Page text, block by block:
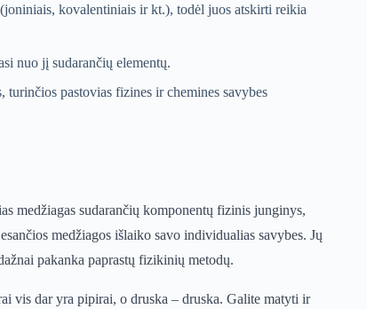
kovalentiniais ir kt.), todėl juos atskirti reikia
nuo jį sudarančių elementų.
turinčios pastovias fizines ir chemines savybes
medžiagas sudarančių komponentų fizinis junginys,
medžiagos išlaiko savo individualias savybes. Jų
pakanka paprastų fizikinių metodų.
vis dar yra pipirai, o druska – druska. Galite matyti ir